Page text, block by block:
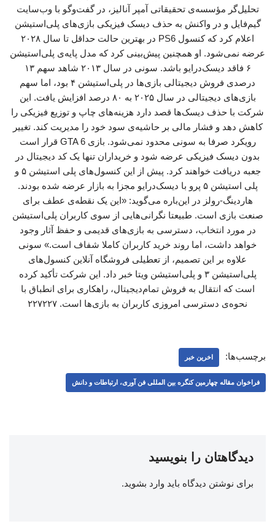
تحلیل‌گر مؤسسه‌ی تحقیقاتی آمپر آنالیز، در گفت‌وگو با وب‌سایت
گیم‌فایل و در واکنش به حذف دیسک فیزیکی بازی‌های پلی‌استیشن
اعلام کرد که کنسول PS6 در بهترین حالت حداقل تا سال ۲۰۲۸
عرضه نمی‌شود. او همچنین پیش‌بینی کرد که مدل پایه‌ی پلی‌استیشن
۶ فاقد دیسک‌درایو باشد. سونی در سال ۲۰۱۳ شاهد سهم ۱۳
درصدی فروش دیجیتالی بازی‌ها در پلی‌استیشن ۴ بود، اما سهم
بازی‌های دیجیتالی در سال ۲۰۲۵ به ۸۰ درصد افزایش یافت. این
شرکت با حذف دیسک‌ها قصد دارد هزینه‌های چاپ و توزیع فیزیکی را
کاهش دهد و فشار مالی بر حاشیه‌ی سود خود را مدیریت کند. تغییر
رویکرد صرفا به سونی محدود نمی‌شود. بازی GTA 6 قرار است
بدون دیسک فیزیکی عرضه شود و خریداران تنها یک کد دیجیتال در
جعبه دریافت خواهند کرد. پیش از این کنسول‌های پلی‌ استیشن ۵ و
پلی‌ استیشن ۵ پرو با دیسک‌درایو مجزا به بازار عرضه شده بودند.
هاردینگ-رولز در این‌باره می‌گوید: «این یک نقطه‌ی عطف برای
صنعت بازی است. طبیعتا نگرانی‌هایی از سوی کاربران پلی‌استیشن
در مورد انتخاب، دسترسی به بازی‌های قدیمی و حفظ آثار وجود
خواهد داشت، اما روند خرید کاربران کاملا شفاف است.» سونی
علاوه بر این تصمیم، از تعطیلی فروشگاه‌ آنلاین کنسول‌های
پلی‌استیشن ۳ و پلی‌استیشن ویتا خبر داد. این شرکت تأکید کرده
است که انتقال به فروش تمام‌دیجیتال، راهکاری برای انطباق با
نحوه‌ی دسترسی امروزی کاربران به بازی‌ها است. ۲۲۷۲۲۷
برچسب‌ها: اخرین خبر
فراخوان مقاله چهارمین کنگره بین المللی فن آوری، ارتباطات و دانش
دیدگاهتان را بنویسید
برای نوشتن دیدگاه باید وارد بشوید.